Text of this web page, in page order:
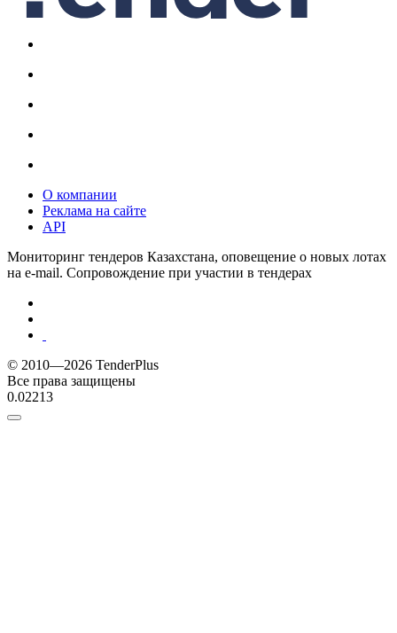
О компании
Реклама на сайте
API
Мониторинг тендеров Казахстана, оповещение о новых лотах
на e-mail. Сопровождение при участии в тендерах
© 2010—2026 TenderPlus
Все права защищены
0.02213